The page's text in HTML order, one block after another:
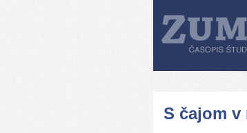
S čajom v